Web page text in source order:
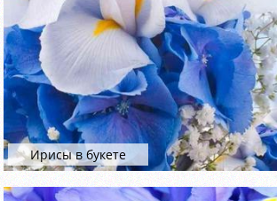
Ирисы в букете